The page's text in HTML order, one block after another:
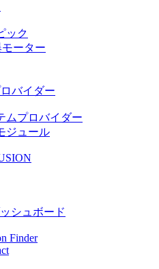
ック
ーター
バイダー
ムプロバイダー
ジュール
シュボード
Finder